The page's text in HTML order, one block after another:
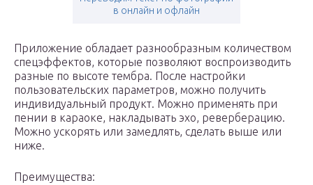
в онлайн и офлайн
Приложение обладает разнообразным количеством
спецэффектов, которые позволяют воспроизводить
разные по высоте тембра. После настройки
пользовательских параметров, можно получить
индивидуальный продукт. Можно применять при
пении в караоке, накладывать эхо, реверберацию.
Можно ускорять или замедлять, сделать выше или
ниже.
Преимущества: